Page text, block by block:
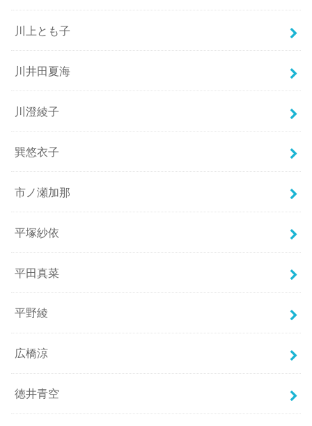
川上とも子
川井田夏海
川澄綾子
巽悠衣子
市ノ瀬加那
平塚紗依
平田真菜
平野綾
広橋涼
徳井青空